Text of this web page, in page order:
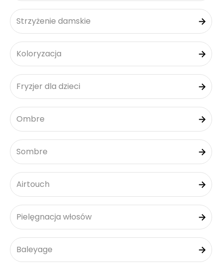
Strzyżenie damskie
Koloryzacja
Fryzjer dla dzieci
Ombre
Sombre
Airtouch
Pielęgnacja włosów
Baleyage